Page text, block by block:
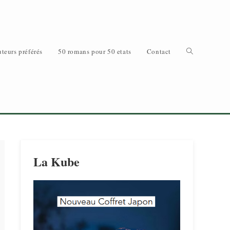
préférés 50 romans pour 50 etats Contact Toggle
La Kube